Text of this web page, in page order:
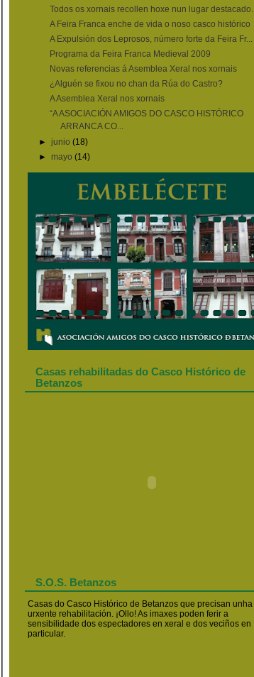
Todos os xornais recollen hoxe nun lugar destacado...
A Feira Franca enche de vida o noso casco histórico
A Expulsión dos Leprosos, número forte da Feira Fr...
Programa da Feira Franca Medieval 2009
Novas referencias á Asemblea Xeral nos xornais
¿Alguén se fixou no chan da Rúa do Castro?
A Asemblea Xeral nos xornais
“A ASOCIACIÓN AMIGOS DO CASCO HISTÓRICO
ARRANCA CO...
► junio (18)
► mayo (14)
Casas rehabilitadas do Casco Histórico de
Betanzos
S.O.S. Betanzos
Casas do Casco Histórico de Betanzos que precisan unha
urxente rehabilitación. ¡Ollo! As imaxes poden ferir a
sensibilidade dos espectadores en xeral e dos veciños en
particular.